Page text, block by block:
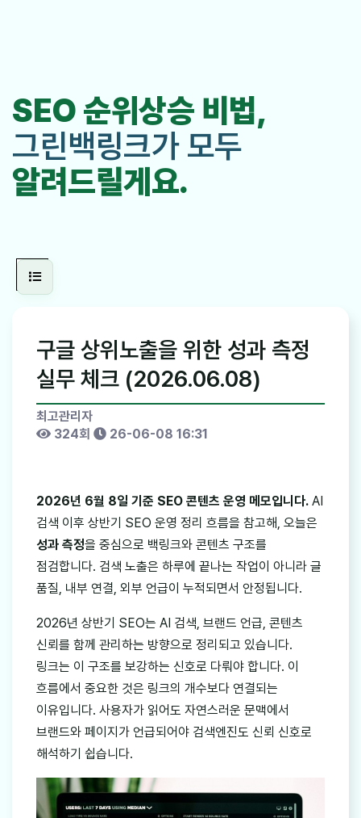
SEO 순위상승 비법,
그린백링크가 모두
알려드릴게요.
구글 상위노출을 위한 성과 측정
실무 체크 (2026.06.08)
최고관리자
324회
26-06-08 16:31
2026년 6월 8일 기준 SEO 콘텐츠 운영 메모입니다. AI
검색 이후 상반기 SEO 운영 정리 흐름을 참고해, 오늘은
성과 측정을 중심으로 백링크와 콘텐츠 구조를
점검합니다. 검색 노출은 하루에 끝나는 작업이 아니라 글
품질, 내부 연결, 외부 언급이 누적되면서 안정됩니다.
2026년 상반기 SEO는 AI 검색, 브랜드 언급, 콘텐츠
신뢰를 함께 관리하는 방향으로 정리되고 있습니다.
링크는 이 구조를 보강하는 신호로 다뤄야 합니다. 이
흐름에서 중요한 것은 링크의 개수보다 연결되는
이유입니다. 사용자가 읽어도 자연스러운 문맥에서
브랜드와 페이지가 언급되어야 검색엔진도 신뢰 신호로
해석하기 쉽습니다.